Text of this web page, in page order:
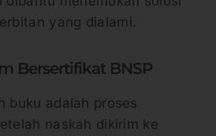
yang dialami.
Bersertifikat BNSP
buku adalah proses
naskah dikirim ke